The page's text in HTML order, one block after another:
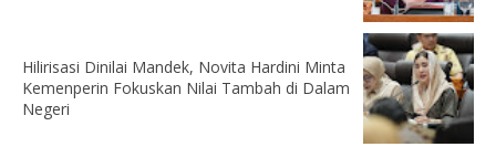
Hilirisasi Dinilai Mandek, Novita Hardini Minta
Kemenperin Fokuskan Nilai Tambah di Dalam
Negeri